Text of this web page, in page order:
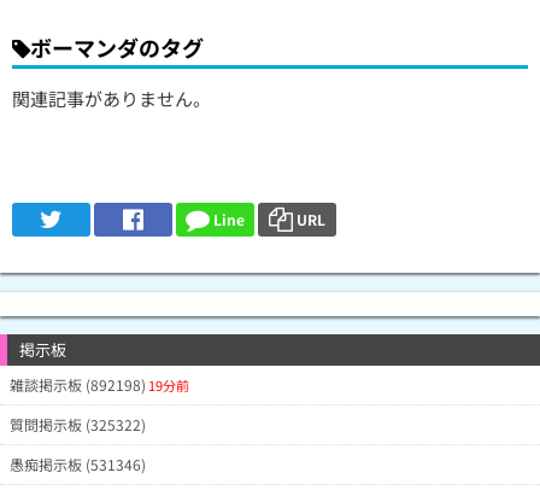
ボーマンダのタグ
関連記事がありません。
Line URL
掲示板
雑談掲示板 (892198) 19分前
質問掲示板 (325322)
愚痴掲示板 (531346)